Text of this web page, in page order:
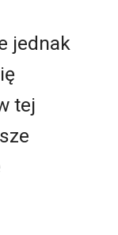
jednak
tej